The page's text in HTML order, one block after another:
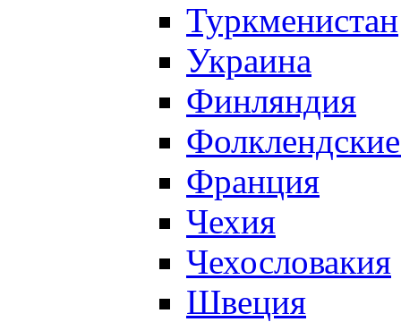
Туркменистан
Украина
Финляндия
Франция
Чехия
Чехословакия
Швеция